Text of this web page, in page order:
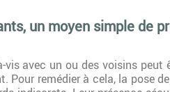
un moyen simple de
vis avec un ou des voisins
Pour remédier à cela, la pose